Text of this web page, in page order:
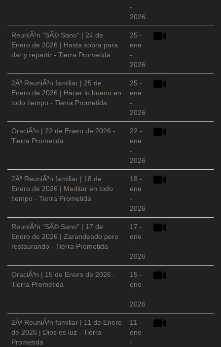
-
2026
ReuniÃ³n "SÃ© Sano" | 24 de
Enero de 2026 | Hasta sobra para
dar y repartir - Tierra Prometida
25 -
ene
-
2026
2Âª ReuniÃ³n familiar | 25 de
Enero de 2026 | Hacer lo bueno en
todo tiempo - Tierra Prometida
25 -
ene
-
2026
OraciÃ³n | 22 de Enero de 2026 -
Tierra Prometida
22 -
ene
-
2026
2Âª ReuniÃ³n familiar | 18 de
Enero de 2026 | Meditar en todo
tiempo - Tierra Prometida
18 -
ene
-
2026
ReuniÃ³n "SÃ© Sano" | 17 de
Enero de 2026 | Zarandeado pero
restaurando - Tierra Prometida
17 -
ene
-
2026
OraciÃ³n | 15 de Enero de 2026 -
Tierra Prometida
15 -
ene
-
2026
2Âª ReuniÃ³n familiar | 11 de Enero
de 2026 | Dios es luz - Tierra
Prometida
11 -
ene
-